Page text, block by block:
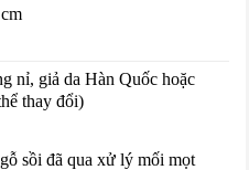
nỉ, giả da Hàn Quốc hoặc
thay đổi)
sồi đã qua xử lý mối mọt